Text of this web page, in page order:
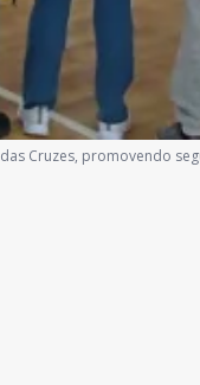
Cruzes, promovendo